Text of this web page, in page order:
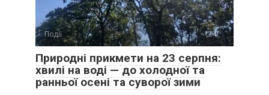
Події 0
Природні прикмети на 23 серпня:
хвилі на воді — до холодної та
ранньої осені та суворої зими